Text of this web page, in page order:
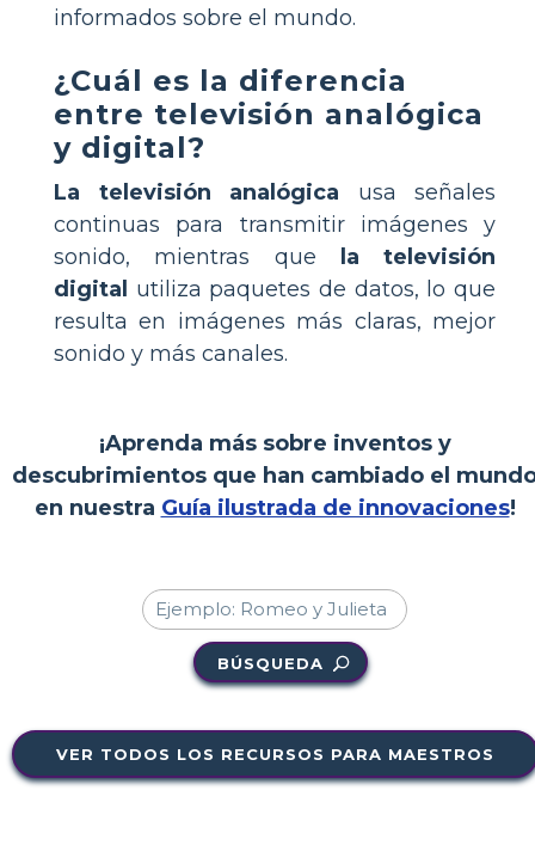
informados sobre el mundo.
¿Cuál es la diferencia
entre televisión analógica
y digital?
La televisión analógica usa señales
continuas para transmitir imágenes y
sonido, mientras que
la televisión
digital
utiliza paquetes de datos, lo que
resulta en imágenes más claras, mejor
sonido y más canales.
¡Aprenda más sobre inventos y
descubrimientos que han cambiado el
en nuestra Guía ilustrada de innovaciones!
BÚSQUEDA
VER TODOS LOS RECURSOS PARA MAESTROS